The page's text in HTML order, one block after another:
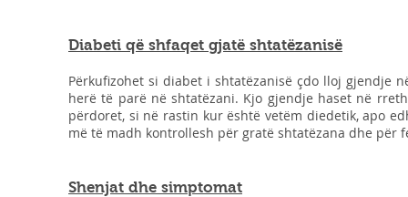
Diabeti që shfaqet gjatë shtatëzanisë
Përkufizohet si diabet i shtatëzanisë çdo lloj
herë të parë në shtatëzani. Kjo gjendje haset në
përdoret, si në rastin kur është vetëm diedetik, apo
më të madh kontrollesh për gratë shtatëzana dhe për
Shenjat dhe simptomat